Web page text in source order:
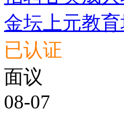
金坛上元教育
已认证
面议
08-07